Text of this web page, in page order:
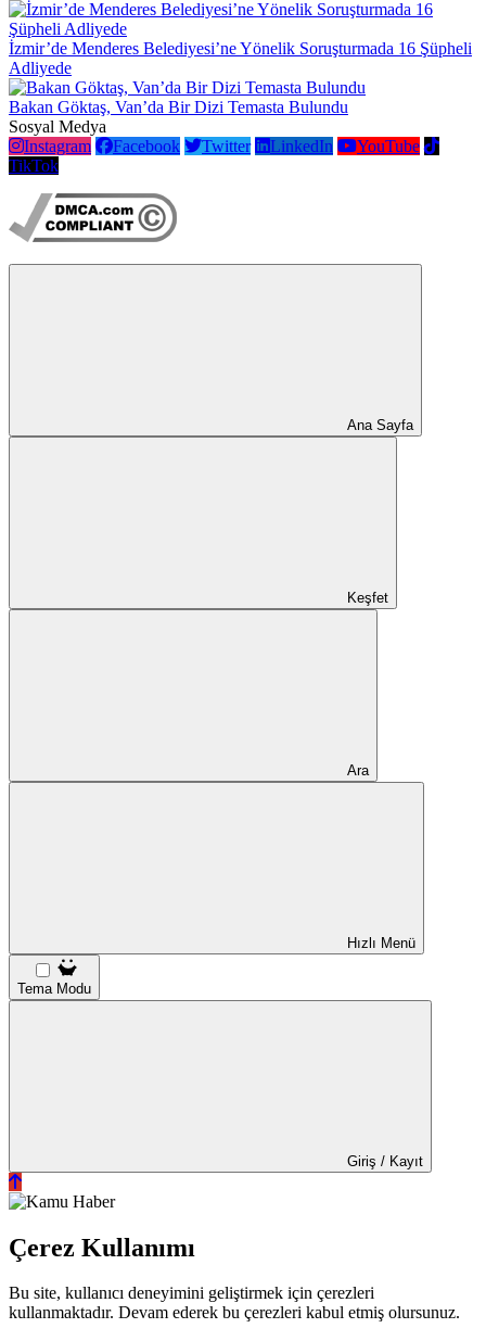
İzmir’de Menderes Belediyesi’ne Yönelik Soruşturmada 16 Şüpheli
Adliyede
Bakan Göktaş, Van’da Bir Dizi Temasta Bulundu
Sosyal Medya
Instagram
Facebook Twitter LinkedIn
YouTube
TikTok
Ana Sayfa
Keşfet
Ara
Hızlı Menü
Tema Modu
Giriş / Kayıt
Çerez Kullanımı
Bu site, kullanıcı deneyimini geliştirmek için çerezleri
kullanmaktadır. Devam ederek bu çerezleri kabul etmiş olursunuz.